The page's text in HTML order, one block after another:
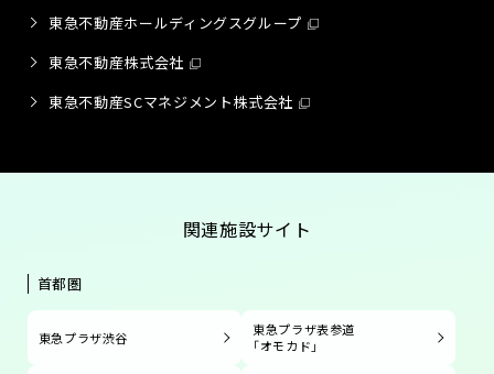
東急不動産ホールディングスグループ
東急不動産株式会社
東急不動産SCマネジメント株式会社
関連施設サイト
首都圏
東急プラザ渋谷
東急プラザ表参道
「オモカド」